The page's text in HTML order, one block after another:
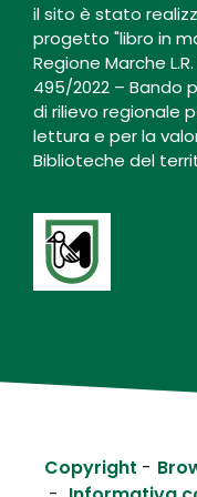
il sito è stato
progetto "libro in
Regione Marche
495/2022 – Bando
di rilievo regionale
lettura e per la
Biblioteche del
Copyright